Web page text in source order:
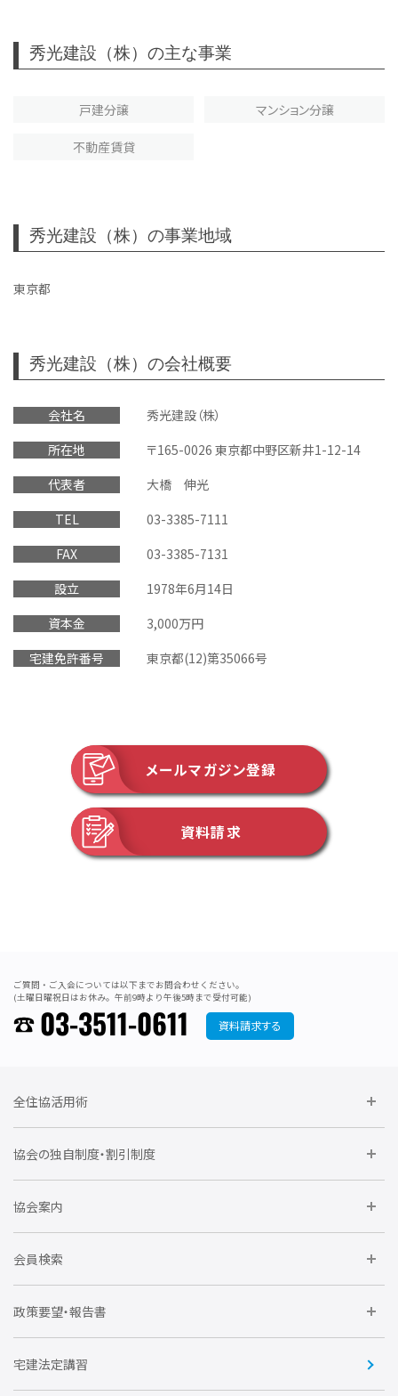
秀光建設（株）の主な事業
戸建分譲 マンション分譲
不動産賃貸
秀光建設（株）の事業地域
東京都
秀光建設（株）の会社概要
会社名
秀光建設（株）
所在地
〒165-0026 東京都中野区新井1-12-14
代表者
大橋 伸光
TEL
03-3385-7111
FAX
03-3385-7131
設立
1978年6月14日
資本金
3,000万円
宅建免許番号
東京都(12)第35066号
メールマガジン登録
資料請求
ご質問・ご入会については以下までお問合わせください。
(土曜日曜祝日はお休み。午前9時より午後5時まで受付可能)
03-3511-0611 資料請求する
全住協活用術
委員会に参加しよう
要望活動に参加しよう
協会の独自制度・割引制度
住宅瑕疵担保責任保険割引制度
全住協NET
不動産後見アドバイザー資格講習
会
全住協ビジネスショップ
協会案内
運営組織
トライアル会員制度
会員検索
企業会員
賛助会員
政策要望・報告書
住宅・土地税制改正要望
宅建法定講習